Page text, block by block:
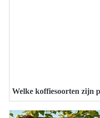
Welke koffiesoorten zijn